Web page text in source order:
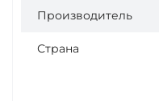
Производитель
Страна